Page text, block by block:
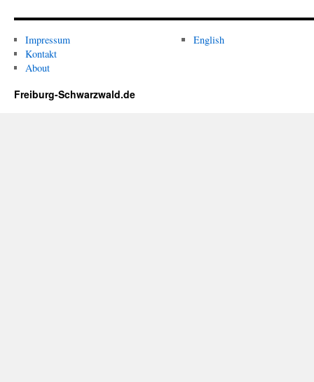
Impressum
Kontakt
About
English
Freiburg-Schwarzwald.de